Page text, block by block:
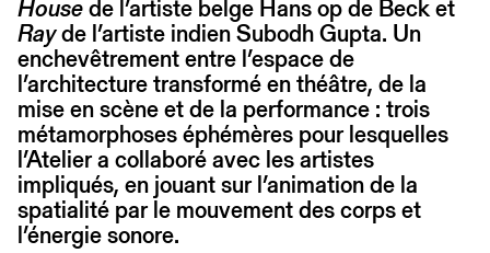
Housede l’artiste belge Hans op de Beck et
Rayde l’artiste indien Subodh Gupta. Un
enchevêtrement entre l’espace de
l’architecture transformé en théâtre, de la
mise en scène et de la performance : trois
métamorphoses éphémères pour lesquelles
l’Atelier a collaboré avec les artistes
impliqués, en jouant sur l’animation de la
spatialité par le mouvement des corps et
l’énergie sonore.